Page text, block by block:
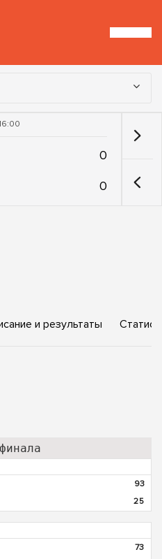
0
0
и результаты
93
25
73